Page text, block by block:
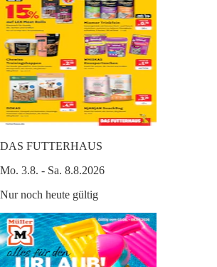
DAS FUTTERHAUS
Mo. 3.8. - Sa. 8.8.2026
Nur noch heute gültig